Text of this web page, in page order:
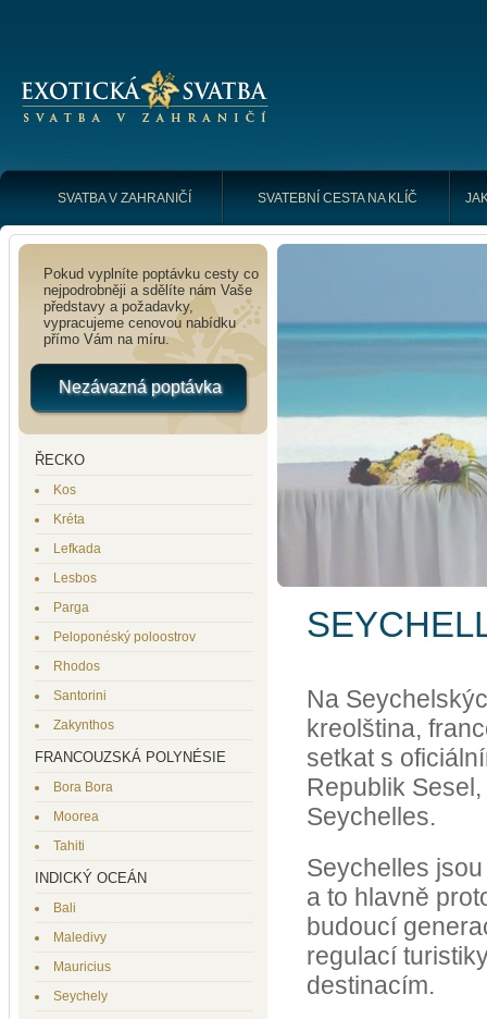
SVATBA V ZAHRANIČÍ SVATEBNÍ CESTA NA KLÍČ
Pokud vyplníte poptávku cesty co
nejpodrobněji a sdělíte nám Vaše
představy a požadavky,
vypracujeme cenovou nabídku
přímo Vám na míru.
Nezávazná poptávka
ŘECKO
Kos
Kréta
Lefkada
Lesbos
Parga
Peloponéský poloostrov
Rhodos
Santorini
Zakynthos
FRANCOUZSKÁ POLYNÉSIE
Bora Bora
Moorea
Tahiti
INDICKÝ OCEÁN
Bali
Maledivy
Mauricius
Seychely
Na
kreolština,
setkat s
Republik
Seychelles.
Seychelles
a to hlavně
budoucí
regulací
destinacím.